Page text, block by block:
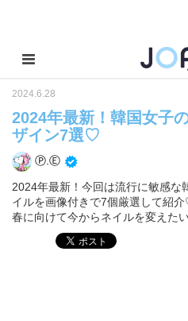
2024.6.28
2024年最新！韓国女子
ザイン7選♡
Ⓟ.Ⓔ
2024年最新！今回は流行に敏感な
イルを画像付きで7個厳選して紹
春に向けて今からネイルを変えた